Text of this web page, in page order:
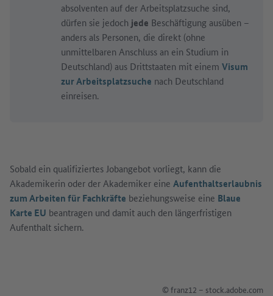
absolventen auf der Arbeitsplatzsuche sind,
dürfen sie jedoch jede Beschäftigung ausüben –
anders als Personen, die direkt (ohne
unmittelbaren Anschluss an ein Studium in
Deutschland) aus Drittstaaten mit einem Visum
zur Arbeitsplatzsuche nach Deutschland
einreisen.
Sobald ein qualifiziertes Jobangebot vorliegt, kann die
Akademikerin oder der Akademiker eine Aufenthaltserlaubnis
zum Arbeiten für Fachkräfte beziehungsweise eine Blaue
Karte EU beantragen und damit auch den längerfristigen
Aufenthalt sichern.
© franz12 – stock.adobe.com